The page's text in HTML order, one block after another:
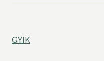
GYIK